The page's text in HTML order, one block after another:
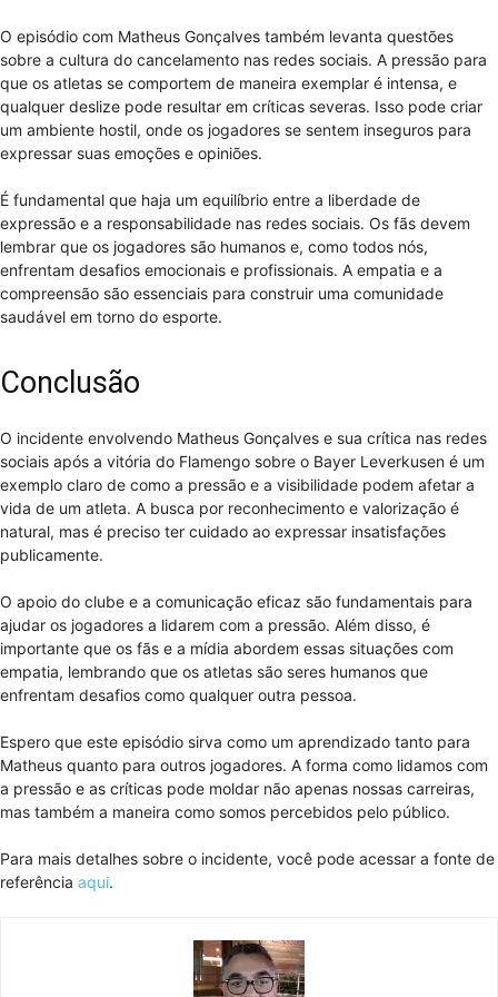
O episódio com Matheus Gonçalves também levanta questões
sobre a cultura do cancelamento nas redes sociais. A pressão para
que os atletas se comportem de maneira exemplar é intensa, e
qualquer deslize pode resultar em críticas severas. Isso pode criar
um ambiente hostil, onde os jogadores se sentem inseguros para
expressar suas emoções e opiniões.
É fundamental que haja um equilíbrio entre a liberdade de
expressão e a responsabilidade nas redes sociais. Os fãs devem
lembrar que os jogadores são humanos e, como todos nós,
enfrentam desafios emocionais e profissionais. A empatia e a
compreensão são essenciais para construir uma comunidade
saudável em torno do esporte.
Conclusão
O incidente envolvendo Matheus Gonçalves e sua crítica nas redes
sociais após a vitória do Flamengo sobre o Bayer Leverkusen é um
exemplo claro de como a pressão e a visibilidade podem afetar a
vida de um atleta. A busca por reconhecimento e valorização é
natural, mas é preciso ter cuidado ao expressar insatisfações
publicamente.
O apoio do clube e a comunicação eficaz são fundamentais para
ajudar os jogadores a lidarem com a pressão. Além disso, é
importante que os fãs e a mídia abordem essas situações com
empatia, lembrando que os atletas são seres humanos que
enfrentam desafios como qualquer outra pessoa.
Espero que este episódio sirva como um aprendizado tanto para
Matheus quanto para outros jogadores. A forma como lidamos com
a pressão e as críticas pode moldar não apenas nossas carreiras,
mas também a maneira como somos percebidos pelo público.
Para mais detalhes sobre o incidente, você pode acessar a fonte de
referência aqui.